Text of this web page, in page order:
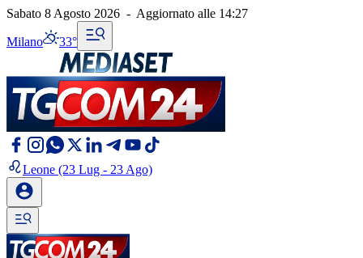
Sabato 8 Agosto 2026 - Aggiornato alle 14:27
Milano 33°
Leone (23 Lug - 23 Ago)